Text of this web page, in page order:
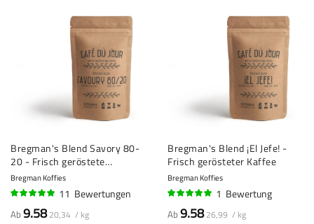
Bregman's Blend Savory 80-
20 - Frisch geröstete
Kaffeebohnen
Bregman Koffies
98%
11 Bewertungen
Ab9.58 20,34 / kg
Bregman's Blend ¡El Jefe! -
Frisch gerösteter Kaffee
Bregman Koffies
100%
1 Bewertung
Ab9.58 26,99 / kg